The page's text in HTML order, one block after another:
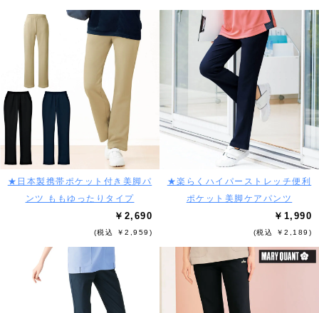
★日本製携帯ポケット付き美脚パ
ンツ ももゆったりタイプ
￥2,690
(税込 ￥2,959)
★楽らくハイパーストレッチ便利
ポケット美脚ケアパンツ
￥1,990
(税込 ￥2,189)